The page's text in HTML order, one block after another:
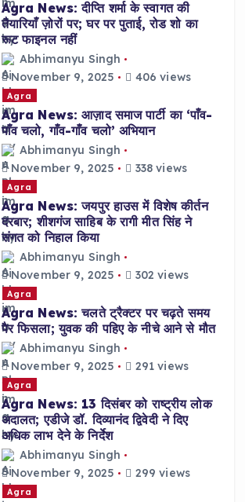
Agra News: दीप्ति शर्मा के स्वागत की
तैयारियाँ ज़ोरों पर; घर पर पुताई, रोड शो का
रूट फाइनल नहीं
Abhimanyu Singh
November 9, 2025
406 views
Agra
Agra News: आज़ाद समाज पार्टी का ‘पाँव-
पाँव चलो, गाँव-गाँव चलो’ अभियान
Abhimanyu Singh
November 9, 2025
338 views
Agra
Agra News: जयपुर हाउस में विशेष कीर्तन
दरबार; शीशगंज साहिब के रागी मीत सिंह ने
संगत को निहाल किया
Abhimanyu Singh
November 9, 2025
302 views
Agra
Agra News: चलते ट्रैक्टर पर चढ़ते समय
पैर फिसला; युवक की पहिए के नीचे आने से मौत
Abhimanyu Singh
November 9, 2025
291 views
Agra
Agra News: 13 दिसंबर को राष्ट्रीय लोक
अदालत; एडीजे डॉ. दिव्यानंद द्विवेदी ने दिए
अधिक लाभ देने के निर्देश
Abhimanyu Singh
November 9, 2025
299 views
Agra